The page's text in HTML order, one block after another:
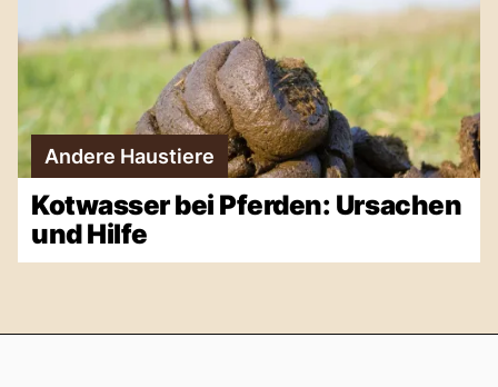
Andere Haustiere
Kotwasser bei Pferden: Ursachen
und Hilfe